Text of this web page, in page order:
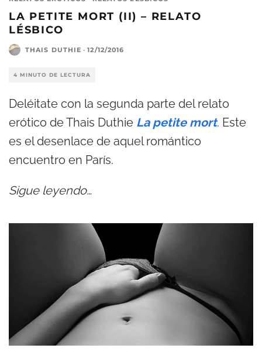
LA PETITE MORT (II) – RELATO
LÉSBICO
THAIS DUTHIE · 12/12/2016
4 MINUTO DE LECTURA
Deléitate con la segunda parte del relato
erótico de Thais Duthie La petite mort. Este
es el desenlace de aquel romántico
encuentro en París.
Sigue leyendo…